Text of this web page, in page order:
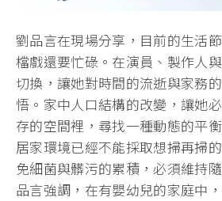
劉品言在現場分享，目前的生活
檔戲還要忙碌。 在演員、製作人
切換，讓她對時間的流逝與家務
悟。 家中人口結構的改變，讓她
存的空間裡， 尋找一種動態的平
居家環境已經不能採取想掃再掃
免細菌與髒污的累積，必須維持
品言強調，在有嬰幼兒的家庭中